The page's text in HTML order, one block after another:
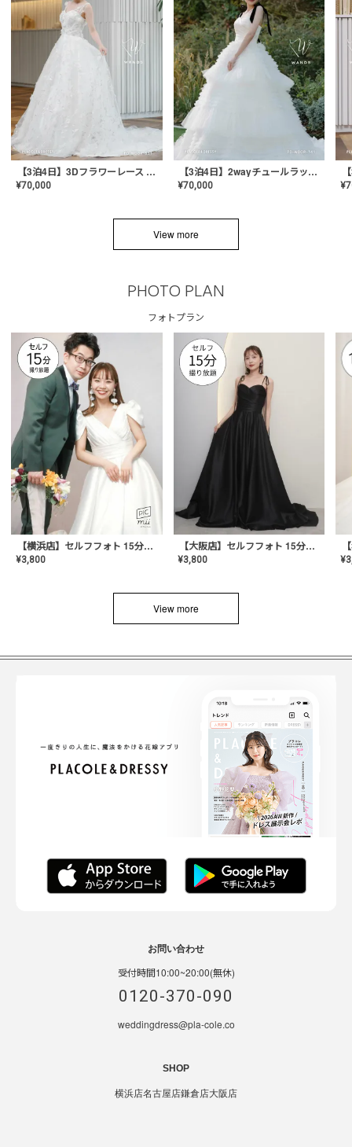
【3泊4日】3Dフラワーレース ドレス〈PD-WDOR-331〉
¥70,000
【3泊4日】2wayチュールラッフルドレス〈PD-WDOR-341RTL〉
¥70,000 ¥
View more
PHOTO PLAN
フォトプラン
【横浜店】セルフフォト 15分撮り放題プラン
¥3,800
【大阪店】セルフフォト 15分撮り放題プラン
¥3,800 ¥
View more
お問い合わせ
受付時間10:00~20:00(無休)
0120-370-090
weddingdress@pla-cole.co
SHOP
横浜店名古屋店鎌倉店大阪店